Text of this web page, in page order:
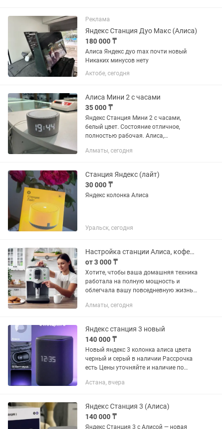
Реклама
Яндекс Станция Дуо Макс (Алиса)
180 000 ₸
Алиса Яндекс дуо max почти новый
Никаких минусов нету
Актобе, сегодня
Алиса Мини 2 с часами
35 000 ₸
Яндекс Станция Мини 2 с часами,
белый цвет. Состояние отличное,
полностью рабочая. Алиса,
будильник, таймер, погода и другие
колонка...
Алматы, сегодня
Станция Яндекс (лайт)
30 000 ₸
Яндекс колонка Алиса
Уральск, сегодня
Настройка станции Алиса, кофемашин и роботов-пылесосов
от 3 000 ₸
Хотите, чтобы ваша домашняя техника
работала на полную мощность и
облегчала вашу повседневную жизнь?
настройку станции Алиса, кофемашин,
Алматы, сегодня
Яндекс станция 3 новый
140 000 ₸
Новый яндекс 3 колонка алиса цвета
черный и серый в наличии Рассрочка
есть Цены уточняйте и наличие по
наличные
Астана, вчера
Яндекс Станция 3 (Алиса)
140 000 ₸
Яндекс Станция 3 с Алисой — новая